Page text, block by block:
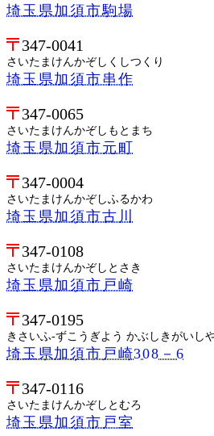
埼玉県加須市駒場
347-0041
さいたまけんかぞしくしつくり
埼玉県加須市串作
347-0065
さいたまけんかぞしもとまち
埼玉県加須市元町
347-0004
さいたまけんかぞしふるかわ
埼玉県加須市古川
347-0108
さいたまけんかぞしとさき
埼玉県加須市戸崎
347-0195
きさいふ-ずこうぎよう かぶしきがいし
埼玉県加須市戸崎308－6
347-0116
さいたまけんかぞしとむろ
埼玉県加須市戸室